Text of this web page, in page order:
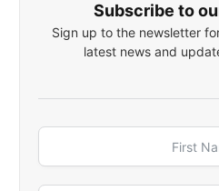
Subscribe to
Sign up to the newsletter
latest news and